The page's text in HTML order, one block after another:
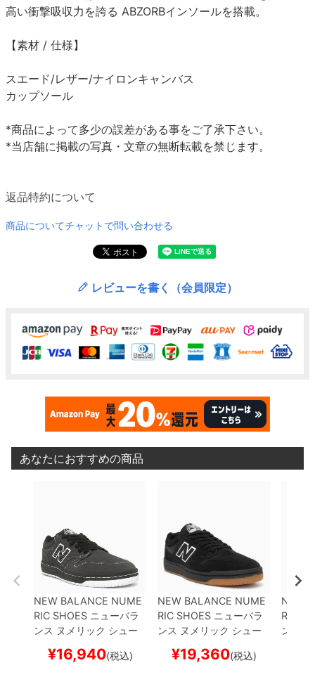
高い衝撃吸収力を誇る ABZORBインソールを搭載。
【素材 / 仕様】
スエード/レザー/ナイロンキャンバス
カップソール
*商品によって多少の誤差がある事をご了承下さい。
*当店舗に掲載の写真・文章の無断転載を禁じます。
返品特約について
商品についてチャットで問い合わせる
レビューを書く（会員限定）
あなたにおすすめの商品
NEW BALANCE NUME
RIC SHOES ニューバラ
ンス ヌメリック シュー
80CSSCEMENT/BLAC
¥16,940(税込)
NEW BALANCE NUME
RIC SHOES ニューバラ
ンス ヌメリック シュー
80SBWBLACK/BLACK
¥19,360(税込)
NEW
RIC
ンス